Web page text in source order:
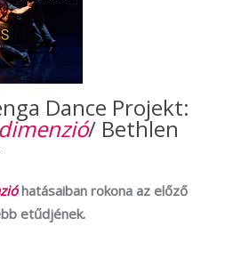
Dance Projekt:
/ Bethlen
hatásaiban rokona az előző
etűdjének.